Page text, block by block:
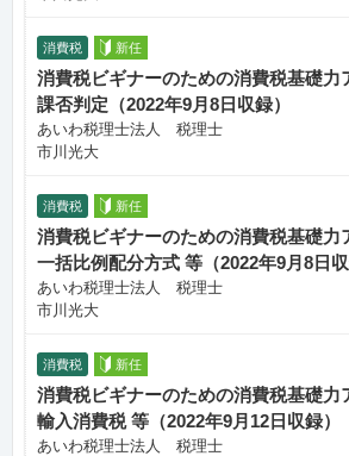
消費税 新任
消費税ビギナーのための消費税基礎
課否判定（2022年9月8日収録）
あいわ税理士法人 税理士
市川光大
消費税 新任
消費税ビギナーのための消費税基礎
一括比例配分方式 等（2022年9月8日収
あいわ税理士法人 税理士
市川光大
消費税 新任
消費税ビギナーのための消費税基礎
輸入消費税 等（2022年9月12日収録）
あいわ税理士法人 税理士